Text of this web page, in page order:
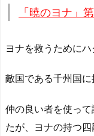
「暁のヨナ」
ヨナを救うために
敵国である千州国に
仲の良い者を使っ
たが、ヨナの持つ